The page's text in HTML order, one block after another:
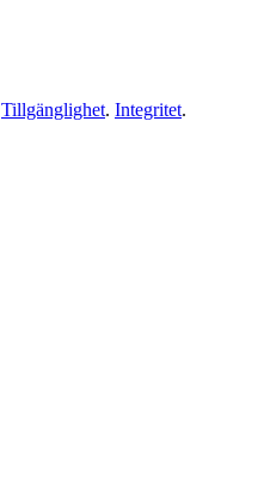
Tillgänglighet. Integritet.